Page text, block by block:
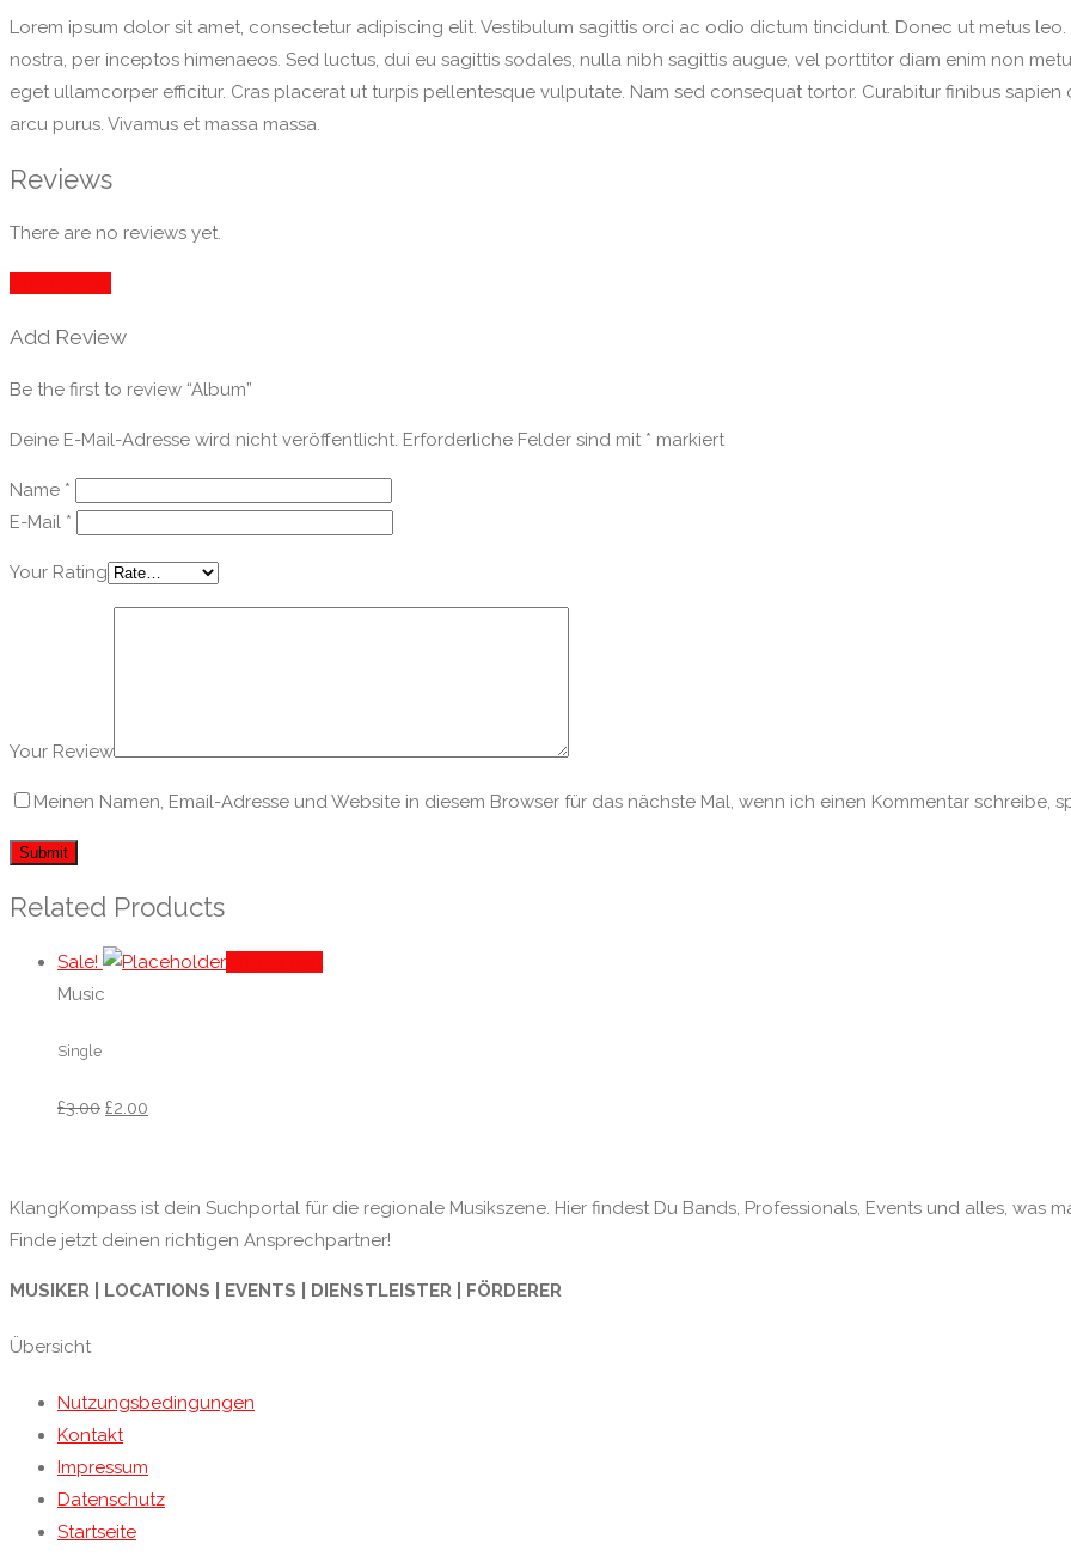
Lorem ipsum dolor sit amet, consectetur adipiscing elit. Vestibulum sagittis orci ac odio dictum tincidunt. Donec ut metus
nostra, per inceptos himenaeos. Sed luctus, dui eu sagittis sodales, nulla nibh sagittis augue, vel porttitor diam enim non
eget ullamcorper efficitur. Cras placerat ut turpis pellentesque vulputate. Nam sed consequat tortor. Curabitur finibus
arcu purus. Vivamus et massa massa.
Reviews
There are no reviews yet.
Add Review
Be the first to review “Album”
Deine E-Mail-Adresse wird nicht veröffentlicht. Erforderliche Felder sind mit * markiert
Name *
E-Mail *
Your Rating
Your Review
Meinen Namen, Email-Adresse und Website in diesem Browser für das nächste Mal, wenn ich einen Kommentar schreibe,
Related Products
Sale!
Music
Single
£3.00 £2.00
KlangKompass ist dein Suchportal für die regionale Musikszene. Hier findest Du Bands, Professionals, Events und alles, was
Finde jetzt deinen richtigen Ansprechpartner!
MUSIKER | LOCATIONS | EVENTS | DIENSTLEISTER | FÖRDERER
Übersicht
Nutzungsbedingungen
Kontakt
Impressum
Datenschutz
Startseite